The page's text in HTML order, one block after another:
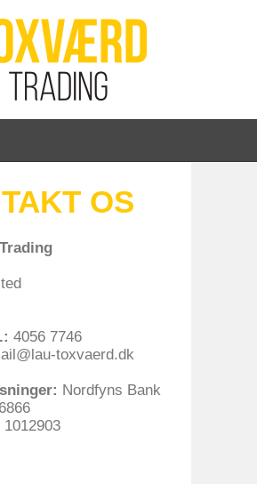
OS
4056 7746
toxvaerd.dk
Nordfyns Bank
6866
1012903